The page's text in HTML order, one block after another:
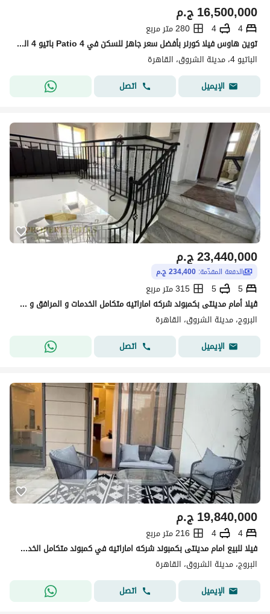
ج.م16,500,000
4
4
280 متر مربع
توين هاوس فيلا كورنر بأفضل سعر جاهز للسكن في Patio 4 باتيو 4 الشروق من لافيستا بدون تشطيب موقع مميز
الباتيو 4، مدينة الشروق، القاهرة
الإيميل
اتصل
ج.م23,440,000
الدفعة المقدّمة: 234,400 ج.م
5
5
315 متر مربع
ڤيلا أمام مدينتى بكمبوند شركه اماراتيه متكامل الخدمات و المرافق و متاح بيعها كاش بخصم 20% كاش و متاح التقسيط ب 0% مقدم
البروج، مدينة الشروق، القاهرة
الإيميل
اتصل
ج.م19,840,000
4
4
216 متر مربع
فيلا للبيع امام مدينتى بكمبوند شركه اماراتيه في كمبوند متكامل الخدمات و المرافق
البروج، مدينة الشروق، القاهرة
الإيميل
اتصل